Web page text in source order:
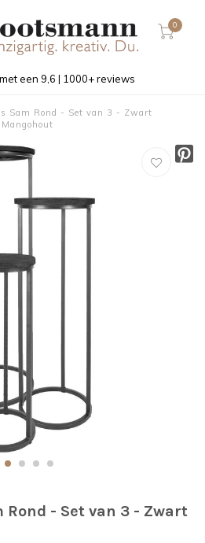
0
een 9,6 | 1000+ reviews
Sam Rond - Set van 3 - Zwart
Mangohout
- Set van 3 - Zwart